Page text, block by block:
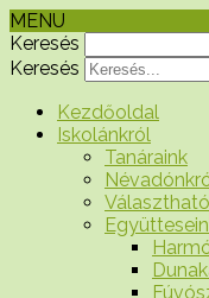
MENU
Keresés
Keresés
Kezdőoldal
Iskolánkról
Tanáraink